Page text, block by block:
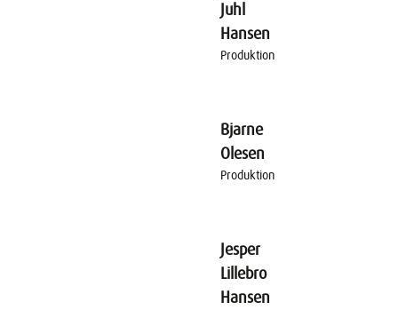
Juhl
Hansen
Produktion
Bjarne
Olesen
Produktion
Jesper
Lillebro
Hansen